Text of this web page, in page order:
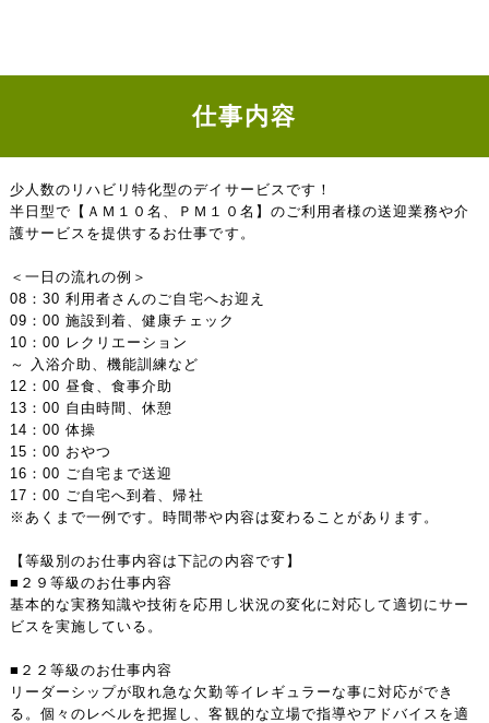
仕事内容
少人数のリハビリ特化型のデイサービスです！
半日型で【ＡＭ１０名、ＰＭ１０名】のご利用者様の送迎業務や介
護サービスを提供するお仕事です。
＜一日の流れの例＞
08：30 利用者さんのご自宅へお迎え
09：00 施設到着、健康チェック
10：00 レクリエーション
～ 入浴介助、機能訓練など
12：00 昼食、食事介助
13：00 自由時間、休憩
14：00 体操
15：00 おやつ
16：00 ご自宅まで送迎
17：00 ご自宅へ到着、帰社
※あくまで一例です。時間帯や内容は変わることがあります。
【等級別のお仕事内容は下記の内容です】
■２９等級のお仕事内容
基本的な実務知識や技術を応用し状況の変化に対応して適切にサー
ビスを実施している。
■２２等級のお仕事内容
リーダーシップが取れ急な欠勤等イレギュラーな事に対応ができ
る。個々のレベルを把握し、客観的な立場で指導やアドバイスを適